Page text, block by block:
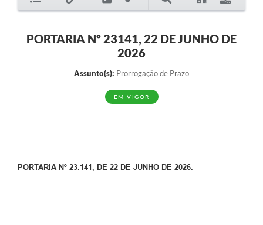
PORTARIA Nº 23141, 22 DE JUNHO DE
2026
Assunto(s): Prorrogação de Prazo
EM VIGOR
PORTARIA Nº 23.141, DE 22 DE JUNHO DE 2026.